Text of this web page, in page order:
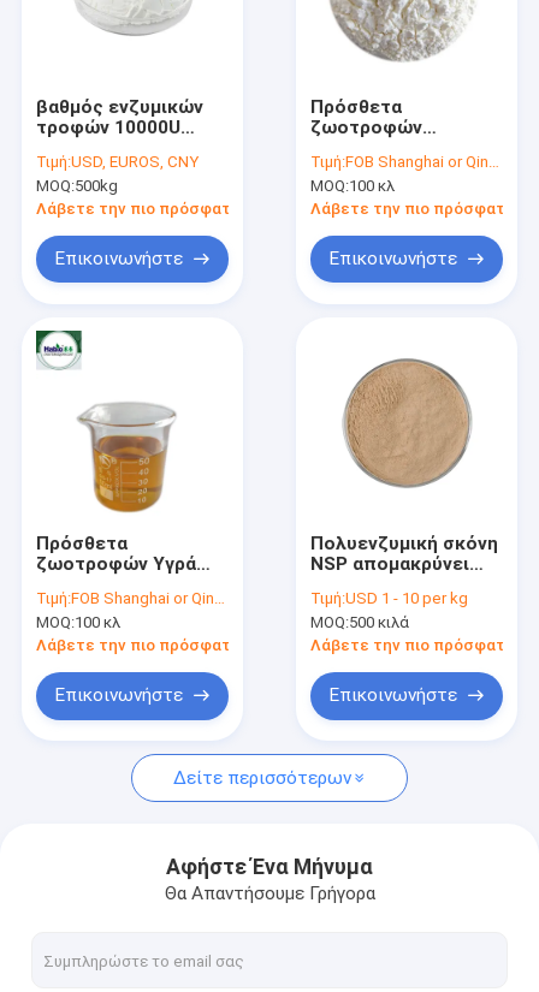
Προϊόντα
Περίπου εμείς
Γύρος εργοστασίων
Μας ελάτε σε επαφή με
Lipase ένζυμο
Άλφα αμυλάση
βαθμός ενζυμικών
τροφών 10000U
ζωικά κεφάλαια
Τιμή:USD, EUROS, CNY
MOQ:500kg
Λάβετε την πιο πρόσφατη τιμή
Επικοινωνήστε
Πρόσθετα
ζωοτροφών
Powder για
πουλερικά και ζώα
Τιμή:FOB Shanghai or Qingdao USD 0.77-USD 8.92
MOQ:100 κλ
Λάβετε την πιο πρόσφατη
Επικοινωνήστε
Πρόσθετα
ζωοτροφών Υγρά
για πουλερικά και
κτηνοτροφία
Τιμή:FOB Shanghai or Qingdao USD2.29-USD3.86
MOQ:100 κλ
Λάβετε την πιο πρόσφατη τιμή
Επικοινωνήστε
Πολυενζυμική σκόνη
NSP απομακρύνει
αντιθρεπτικούς
παράγοντες στις
ζωοτροφές
Τιμή:USD 1 - 10 per kg
MOQ:500 κιλά
Λάβετε την πιο πρόσφατη
Επικοινωνήστε
Δείτε περισσότερων
Αφήστε Ένα Μήνυμα
Θα Απαντήσουμε Γρήγορα